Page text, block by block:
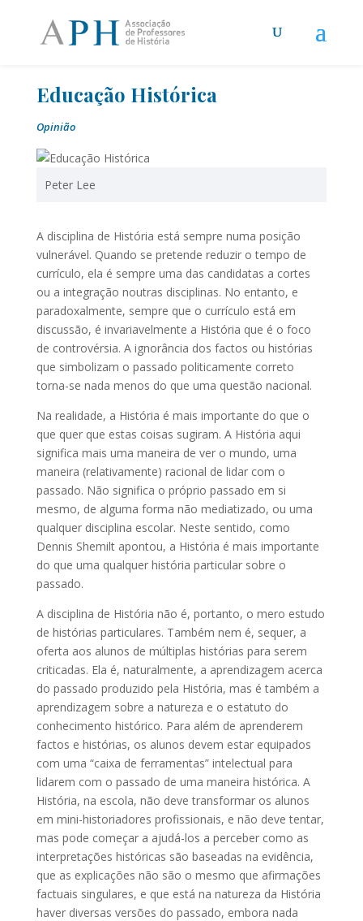
Educação Histórica
Opinião
Peter Lee
A disciplina de História está sempre numa posição
vulnerável. Quando se pretende reduzir o tempo de
currículo, ela é sempre uma das candidatas a cortes
ou a integração noutras disciplinas. No entanto, e
paradoxalmente, sempre que o currículo está em
discussão, é invariavelmente a História que é o foco
de controvérsia. A ignorância dos factos ou histórias
que simbolizam o passado politicamente correto
torna-se nada menos do que uma questão nacional.
Na realidade, a História é mais importante do que o
que quer que estas coisas sugiram. A História aqui
significa mais uma maneira de ver o mundo, uma
maneira (relativamente) racional de lidar com o
passado. Não significa o próprio passado em si
mesmo, de alguma forma não mediatizado, ou uma
qualquer disciplina escolar. Neste sentido, como
Dennis Shemilt apontou, a História é mais importante
do que uma qualquer história particular sobre o
passado.
A disciplina de História não é, portanto, o mero estudo
de histórias particulares. Também nem é, sequer, a
oferta aos alunos de múltiplas histórias para serem
criticadas. Ela é, naturalmente, a aprendizagem acerca
do passado produzido pela História, mas é também a
aprendizagem sobre a natureza e o estatuto do
conhecimento histórico. Para além de aprenderem
factos e histórias, os alunos devem estar equipados
com uma “caixa de ferramentas” intelectual para
lidarem com o passado de uma maneira histórica. A
História, na escola, não deve transformar os alunos
em mini-historiadores profissionais, e não deve tentar,
mas pode começar a ajudá-los a perceber como as
interpretações históricas são baseadas na evidência,
que as explicações não são o mesmo que afirmações
factuais singulares, e que está na natureza da História
haver diversas versões do passado, embora nada